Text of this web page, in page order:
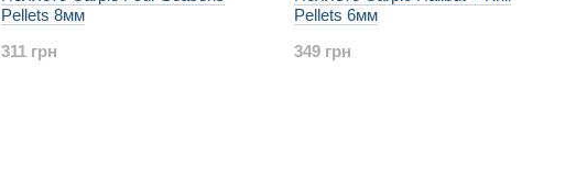
Pellets 8мм
311 грн
Pellets 6мм
349 грн